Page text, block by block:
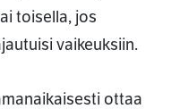
toisella, jos
vaikeuksiin.
ottaa